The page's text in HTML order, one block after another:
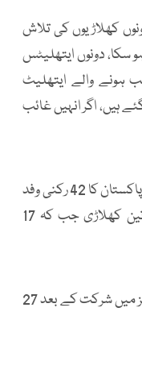
کھلاڑیوں کی تلاش
سکا، دونوں ایتھلیٹس
ہونے والے ایتھلیٹ
ہیں، اگر انہیں غائب
واضح رہے کہ ورلڈ یونیورسٹی گیمز میں پاکستان کا 42 رکنی وفد
شریک ہے، جس میں 25 مرد اور خواتین کھلاڑی جب کہ 17
یاد رہے کہ پاکستانی دستے کو ورلڈ گیمز میں شرکت کے بعد 27